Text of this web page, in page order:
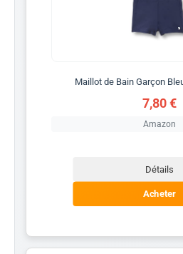
Maillot de Bain Garçon
7,80 €
Amazon
Détails
Acheter